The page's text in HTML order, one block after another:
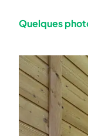
Quelques